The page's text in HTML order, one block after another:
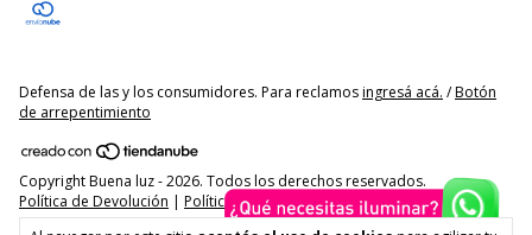
Defensa de las y los consumidores. Para reclamosingresá acá. /Botón
de arrepentimiento
Copyright Buena luz - 2026. Todos los derechos reservados.
Política de Devolución | Política de Privacidad